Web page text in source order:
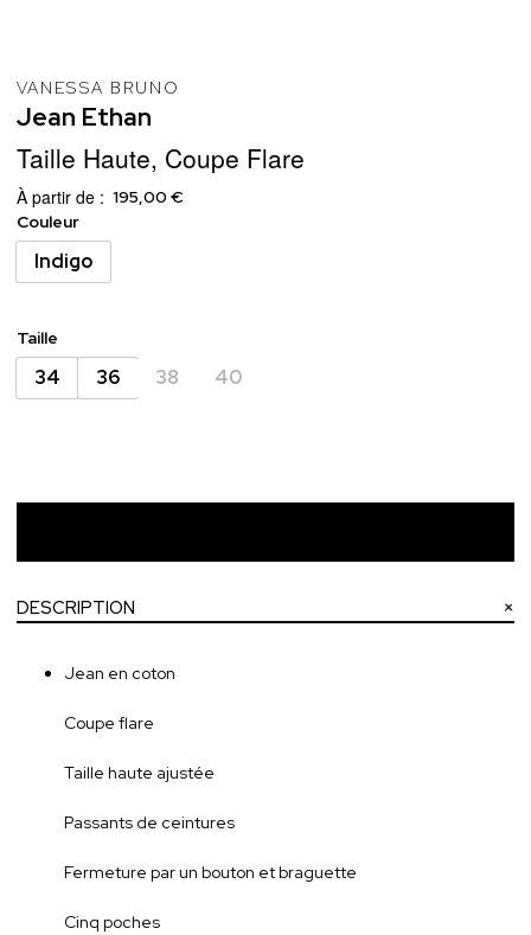
VANESSA BRUNO
Jean Ethan
Taille Haute, Coupe Flare
À partir de : 195,00 €
Couleur
Indigo
Taille
34 36 38 40
DESCRIPTION
Jean en coton
Coupe flare
Taille haute ajustée
Passants de ceintures
Fermeture par un bouton et braguette
Cinq poches